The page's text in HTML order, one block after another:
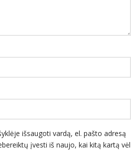
išsaugoti vardą, el. pašto adresą
įvesti iš naujo, kai kitą kartą vėl